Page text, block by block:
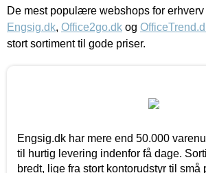
De mest populære webshops for
Engsig.dk, Office2go.dk og
stort sortiment til gode priser.
Engsig.dk har mere end 50.000
til hurtig levering indenfor få dage.
bredt, lige fra stort kontorudstyr til små